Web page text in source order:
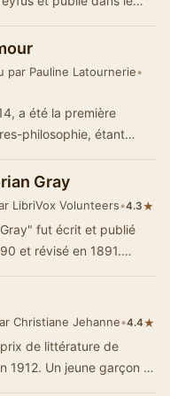
par Pauline Latournerie•
a été la première
philosophie, étant
Gray
LibriVox Volunteers•4.3★
fut écrit et publié
et révisé en 1891.
Christiane Jehanne•4.4★
de littérature de
1912. Un jeune garçon et